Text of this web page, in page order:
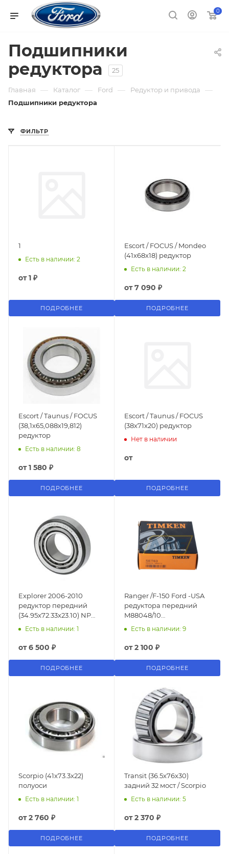
0
Подшипники
редуктора
25
Главная — Каталог — Ford — Редуктор и привода —
Подшипники редуктора
ФИЛЬТР
1
Есть в наличии: 2
от1 ₽
ПОДРОБНЕЕ
Escort / FOCUS / Mondeo
(41x68x18) редуктор
Есть в наличии: 2
от7 090 ₽
ПОДРОБНЕЕ
Escort / Taunus / FOCUS
(38,1х65,088х19,812)
редуктор
Есть в наличии: 8
от1 580 ₽
ПОДРОБНЕЕ
Escort / Taunus / FOCUS
(38x71x20) редуктор
Нет в наличии
от
ПОДРОБНЕЕ
Explorer 2006-2010
редуктор передний
(34.95x72.33x23.10) NP
310800/NP 312191
Есть в наличии: 1
от6 500 ₽
ПОДРОБНЕЕ
Ranger /F-150 Ford -USA
редуктора передний
M88048/10
(33.338x68.262x22.225)
Есть в наличии: 9
от2 100 ₽
ПОДРОБНЕЕ
Scorpio (41x73.3x22)
полуоси
Есть в наличии: 1
от2 760 ₽
ПОДРОБНЕЕ
Transit (36.5x76x30)
задний 32 мост / Scorpio
Есть в наличии: 5
от2 370 ₽
ПОДРОБНЕЕ